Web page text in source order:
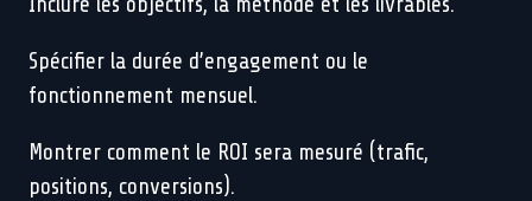
Spécifier la durée d’engagement ou le
fonctionnement mensuel.
Montrer comment le ROI sera mesuré (trafic,
positions, conversions).